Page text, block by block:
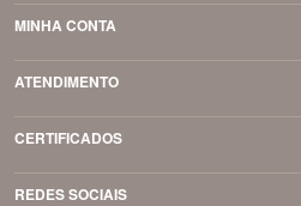
MINHA CONTA
ATENDIMENTO
CERTIFICADOS
REDES SOCIAIS